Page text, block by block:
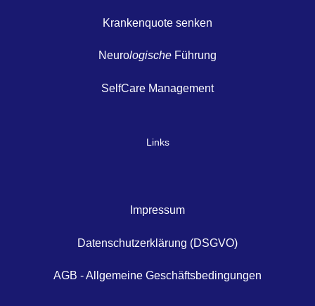
Krankenquote senken
Neurologische Führung
SelfCare Management
Links
Impressum
Datenschutzerklärung (DSGVO)
AGB - Allgemeine Geschäftsbedingungen